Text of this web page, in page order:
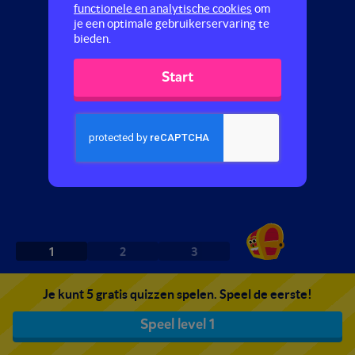
1 2 3
Je kunt 5 gratis quizzen spelen. Speel de eerste!
Speel level 1
functionele en analytische cookies om
je een optimale gebruikerservaring te
bieden.
Start